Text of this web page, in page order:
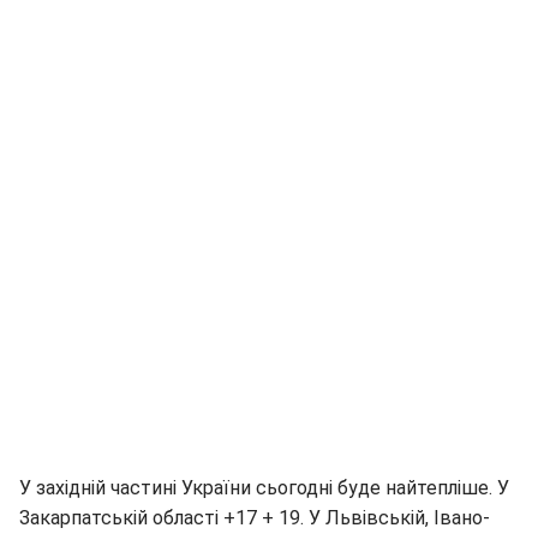
У західній частині України сьогодні буде найтепліше. У
Закарпатській області +17 + 19. У Львівській, Івано-